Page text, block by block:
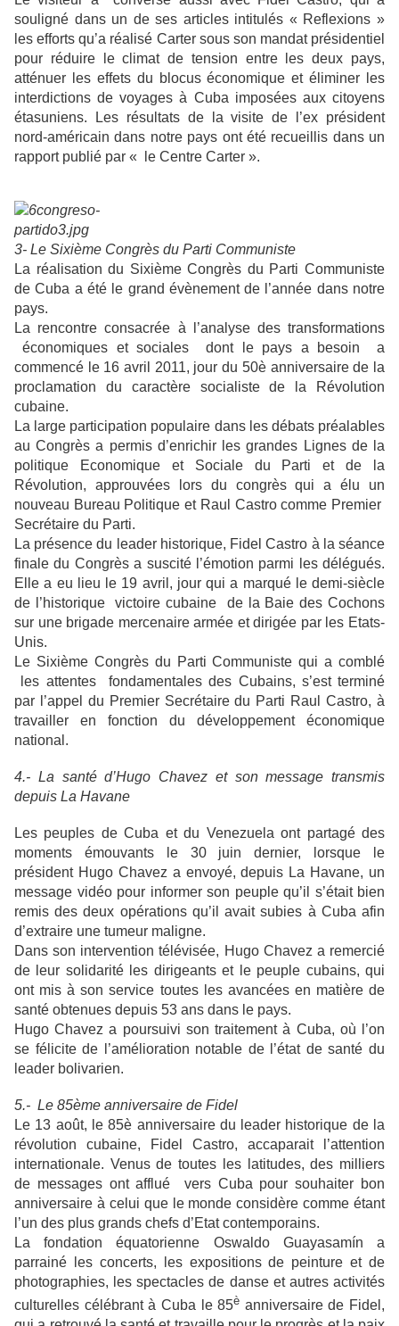
souligné dans un de ses articles intitulés « Reflexions »
les efforts qu’a réalisé Carter sous son mandat présidentiel
pour réduire le climat de tension entre les deux pays,
atténuer les effets du blocus économique et éliminer les
interdictions de voyages à Cuba imposées aux citoyens
étasuniens. Les résultats de la visite de l’ex président
nord-américain dans notre pays ont été recueillis dans un
rapport publié par « le Centre Carter ».
3- Le Sixième Congrès du Parti Communiste
La réalisation du Sixième Congrès du Parti Communiste
de Cuba a été le grand évènement de l’année dans notre
pays.
La rencontre consacrée à l’analyse des transformations
économiques et sociales dont le pays a besoin a
commencé le 16 avril 2011, jour du 50è anniversaire de la
proclamation du caractère socialiste de la Révolution
cubaine.
La large participation populaire dans les débats préalables
au Congrès a permis d’enrichir les grandes Lignes de la
politique Economique et Sociale du Parti et de la
Révolution, approuvées lors du congrès qui a élu un
nouveau Bureau Politique et Raul Castro comme Premier
Secrétaire du Parti.
La présence du leader historique, Fidel Castro à la séance
finale du Congrès a suscité l’émotion parmi les délégués.
Elle a eu lieu le 19 avril, jour qui a marqué le demi-siècle
de l’historique victoire cubaine de la Baie des Cochons
sur une brigade mercenaire armée et dirigée par les Etats-
Unis.
Le Sixième Congrès du Parti Communiste qui a comblé
les attentes fondamentales des Cubains, s’est terminé
par l’appel du Premier Secrétaire du Parti Raul Castro, à
travailler en fonction du développement économique
national.
4.- La santé d’Hugo Chavez et son message transmis
depuis La Havane
Les peuples de Cuba et du Venezuela ont partagé des
moments émouvants le 30 juin dernier, lorsque le
président Hugo Chavez a envoyé, depuis La Havane, un
message vidéo pour informer son peuple qu’il s’était bien
remis des deux opérations qu’il avait subies à Cuba afin
d’extraire une tumeur maligne.
Dans son intervention télévisée, Hugo Chavez a remercié
de leur solidarité les dirigeants et le peuple cubains, qui
ont mis à son service toutes les avancées en matière de
santé obtenues depuis 53 ans dans le pays.
Hugo Chavez a poursuivi son traitement à Cuba, où l’on
se félicite de l’amélioration notable de l’état de santé du
leader bolivarien.
5.- Le 85ème anniversaire de Fidel
Le 13 août, le 85è anniversaire du leader historique de la
révolution cubaine, Fidel Castro, accaparait l’attention
internationale. Venus de toutes les latitudes, des milliers
de messages ont afflué vers Cuba pour souhaiter bon
anniversaire à celui que le monde considère comme étant
l’un des plus grands chefs d’Etat contemporains.
La fondation équatorienne Oswaldo Guayasamín a
parrainé les concerts, les expositions de peinture et de
photographies, les spectacles de danse et autres activités
culturelles célébrant à Cuba le 85è anniversaire de Fidel,